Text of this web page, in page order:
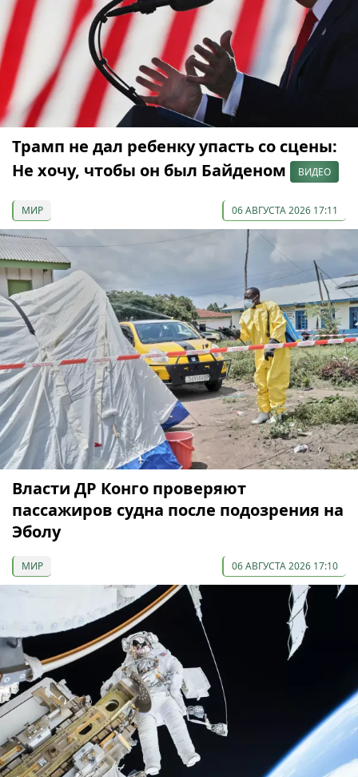
Трамп не дал ребенку упасть со сцены:
Не хочу, чтобы он был Байденом
ВИДЕО
МИР 06 АВГУСТА 2026 17:11
Власти ДР Конго проверяют
пассажиров судна после подозрения на
Эболу
МИР 06 АВГУСТА 2026 17:10